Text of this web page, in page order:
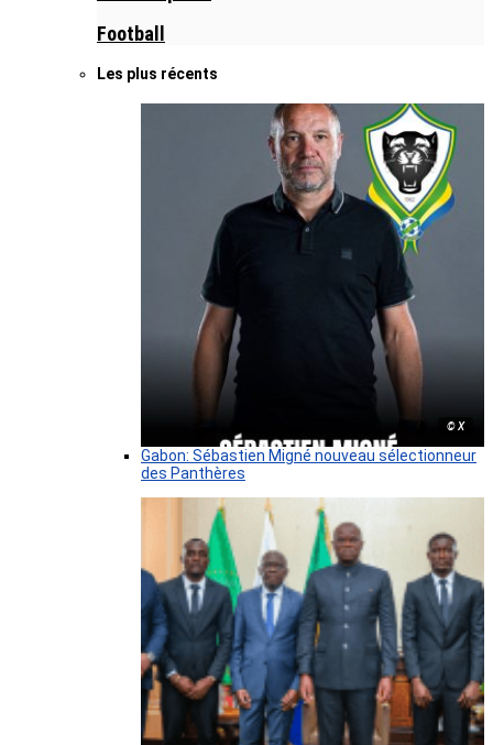
Football
Les plus récents
© X
Gabon: Sébastien Migné nouveau sélectionneur
des Panthères